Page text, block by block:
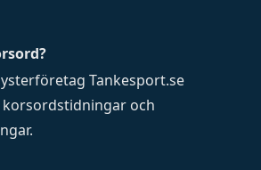
Tankesport.se
korsordstidningar och
.